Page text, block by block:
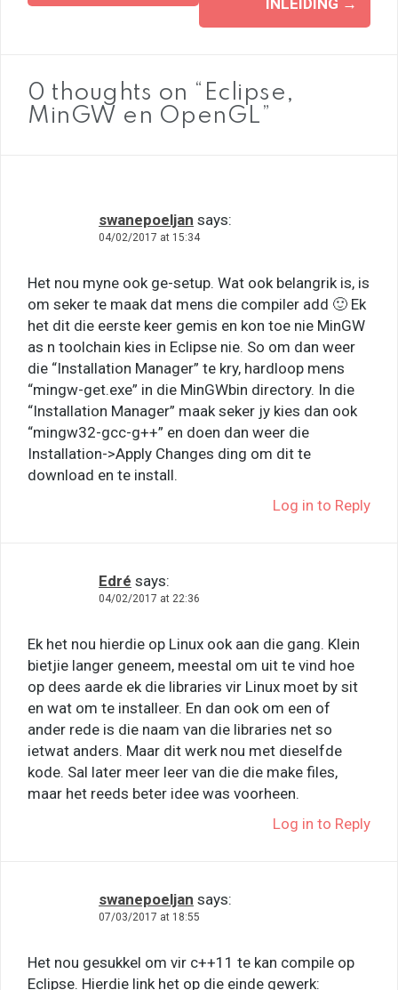
navigation
0 thoughts on “Eclipse,
MinGW en OpenGL”
swanepoeljan says:
04/02/2017 at 15:34
Het nou myne ook ge-setup. Wat ook belangrik is, is
om seker te maak dat mens die compiler add 🙂 Ek
het dit die eerste keer gemis en kon toe nie MinGW
as n toolchain kies in Eclipse nie. So om dan weer
die “Installation Manager” te kry, hardloop mens
“mingw-get.exe” in die MinGWbin directory. In die
“Installation Manager” maak seker jy kies dan ook
“mingw32-gcc-g++” en doen dan weer die
Installation->Apply Changes ding om dit te
download en te install.
Log in to Reply
Edré says:
04/02/2017 at 22:36
Ek het nou hierdie op Linux ook aan die gang. Klein
bietjie langer geneem, meestal om uit te vind hoe
op dees aarde ek die libraries vir Linux moet by sit
en wat om te installeer. En dan ook om een of
ander rede is die naam van die libraries net so
ietwat anders. Maar dit werk nou met dieselfde
kode. Sal later meer leer van die die make files,
maar het reeds beter idee was voorheen.
Log in to Reply
swanepoeljan says:
07/03/2017 at 18:55
Het nou gesukkel om vir c++11 te kan compile op
Eclipse. Hierdie link het op die einde gewerk: